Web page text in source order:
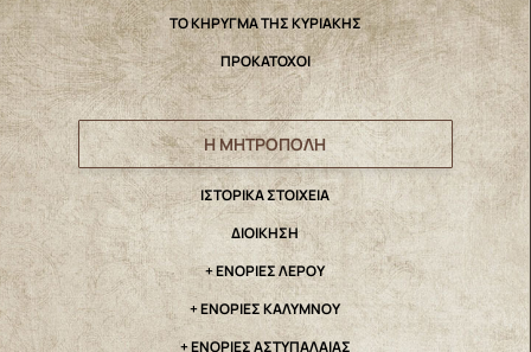
ΤΟ ΚΗΡΥΓΜΑ ΤΗΣ ΚΥΡΙΑΚΗΣ
ΠΡΟΚΑΤΟΧΟΙ
Η ΜΗΤΡΟΠΟΛΗ
IΣΤΟΡΙΚΑ ΣΤΟΙΧΕΙΑ
ΔΙΟΙΚΗΣΗ
+ ΕΝΟΡΙΕΣ ΛΕΡΟΥ
+ ΕΝΟΡΙΕΣ ΚΑΛΥΜΝΟΥ
+ ΕΝΟΡΙΕΣ ΑΣΤΥΠΑΛΑΙΑΣ